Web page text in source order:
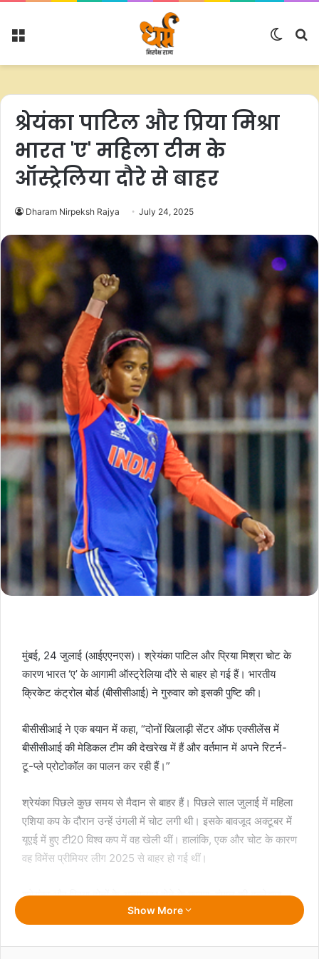
Menu
Switch
श्रेयंका पाटिल और प्रिया मिश्रा
भारत 'ए' महिला टीम के
ऑस्ट्रेलिया दौरे से बाहर
Dharam Nirpeksh Rajya July 24, 2025
मुंबई, 24 जुलाई (आईएएनएस)। श्रेयंका पाटिल और प्रिया मिश्रा चोट के
कारण भारत ‘ए’ के आगामी ऑस्ट्रेलिया दौरे से बाहर हो गई हैं। भारतीय
क्रिकेट कंट्रोल बोर्ड (बीसीसीआई) ने गुरुवार को इसकी पुष्टि की।
बीसीसीआई ने एक बयान में कहा, “दोनों खिलाड़ी सेंटर ऑफ एक्सीलेंस में
बीसीसीआई की मेडिकल टीम की देखरेख में हैं और वर्तमान में अपने रिटर्न-
टू-प्ले प्रोटोकॉल का पालन कर रही हैं।”
श्रेयंका पिछले कुछ समय से मैदान से बाहर हैं। पिछले साल जुलाई में महिला
एशिया कप के दौरान उन्हें उंगली में चोट लगी थी। इसके बावजूद अक्टूबर में
यूएई में हुए टी20 विश्व कप में वह खेली थीं। हालांकि, एक और चोट के कारण
वह विमेंस प्रीमियर लीग 2025 से बाहर हो गई थीं।
श्रेयंका और प्रिया दोनों के अनुपलब्ध होने के कारण, बंगाल की बल्लेबाज
धरा गुज्जर और उत्तराखंड की ऑलराउंडर प्रेमा रावत को तीनों प्रारूपों के
दिवसीय टीमों में शामिल किया गया था, जबकि प्रेमा को केवल टी20 के लिए
Show More